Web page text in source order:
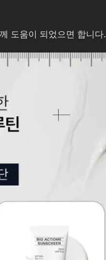
도움이 되었으면 합니다.